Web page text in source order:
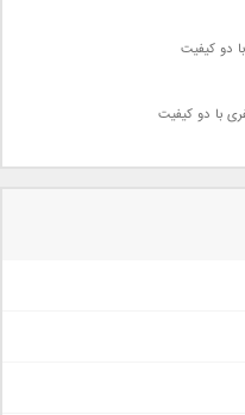
دو کیفیت
با دو کیفیت